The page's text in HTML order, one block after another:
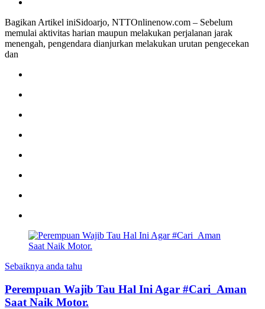
Bagikan Artikel iniSidoarjo, NTTOnlinenow.com – Sebelum
memulai aktivitas harian maupun melakukan perjalanan jarak
menengah, pengendara dianjurkan melakukan urutan pengecekan
dan
Sebaiknya anda tahu
Perempuan Wajib Tau Hal Ini Agar #Cari_Aman
Saat Naik Motor.